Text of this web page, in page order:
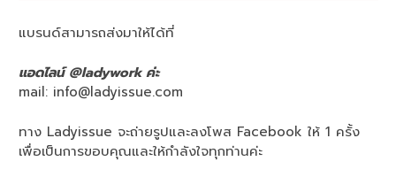
แบรนด์สามารถส่งมาให้ได้ที่
แอดไลน์ @ladywork ค่ะ
mail: info@ladyissue.com
ทาง Ladyissue จะถ่ายรูปและลงโพส Facebook ให้ 1 ครั้ง
เพื่อเป็นการขอบคุณและให้กำลังใจทุกท่านค่ะ